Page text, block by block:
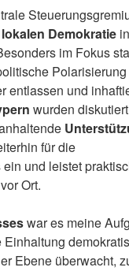
Demokratie in
im Fokus
entlassen und
wurden
für die
und leistet
Ort.
war es meine
Ebene überwacht,